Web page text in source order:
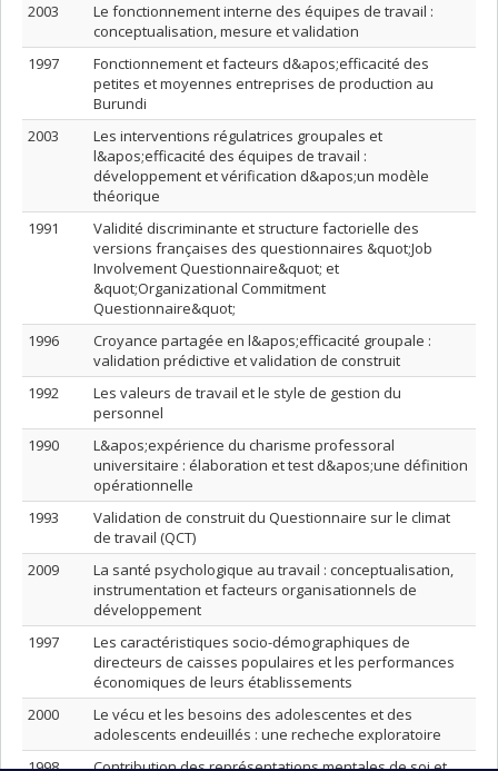
2003
Le fonctionnement interne des équipes de travail :
conceptualisation, mesure et validation
1997
Fonctionnement et facteurs d&apos;efficacité des
petites et moyennes entreprises de production au
Burundi
2003
Les interventions régulatrices groupales et
l&apos;efficacité des équipes de travail :
développement et vérification d&apos;un modèle
théorique
1991
Validité discriminante et structure factorielle des
versions françaises des questionnaires &quot;Job
Involvement Questionnaire&quot; et
&quot;Organizational Commitment
Questionnaire&quot;
1996
Croyance partagée en l&apos;efficacité groupale :
validation prédictive et validation de construit
1992
Les valeurs de travail et le style de gestion du
personnel
1990
L&apos;expérience du charisme professoral
universitaire : élaboration et test d&apos;une définition
opérationnelle
1993
Validation de construit du Questionnaire sur le climat
de travail (QCT)
2009
La santé psychologique au travail : conceptualisation,
instrumentation et facteurs organisationnels de
développement
1997
Les caractéristiques socio-démographiques de
directeurs de caisses populaires et les performances
économiques de leurs établissements
2000
Le vécu et les besoins des adolescentes et des
adolescents endeuillés : une recheche exploratoire
1998
Contribution des représentations mentales de soi et